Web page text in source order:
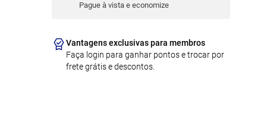
Pague à vista e economize
Vantagens exclusivas para membros
Faça login para ganhar pontos e trocar por
frete grátis e descontos.